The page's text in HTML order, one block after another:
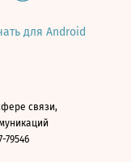
для Android
связи,
79546